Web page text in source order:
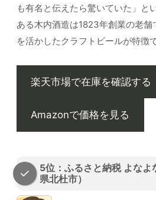
も有名と伝えたら驚いていた」と
ある木内酒造は1823年創業の老
を活かしたクラフトビールが特徴で
楽天市場で在庫を確認する
Amazonで価格を見る
5位：ふるさと納税 よな
県北杜市）